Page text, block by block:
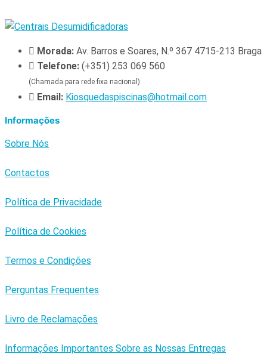
Morada: Av. Barros e Soares, N.º 367 4715-213 Braga
Telefone: (+351) 253 069 560
(Chamada para rede fixa nacional)
Email: Kiosquedaspiscinas@hotmail.com
Informações
Sobre Nós
Contactos
Política de Privacidade
Política de Cookies
Termos e Condições
Perguntas Frequentes
Livro de Reclamações
Informações Importantes Sobre as Nossas Entregas